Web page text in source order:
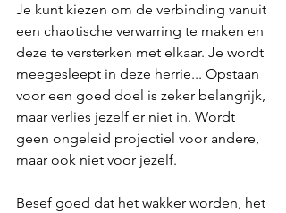
Je kunt kiezen om de verbinding vanuit
een chaotische verwarring te maken en
deze te versterken met elkaar. Je wordt
meegesleept in deze herrie... Opstaan
voor een goed doel is zeker belangrijk,
maar verlies jezelf er niet in. Wordt
geen ongeleid projectiel voor andere,
maar ook niet voor jezelf.
Besef goed dat het wakker worden, het